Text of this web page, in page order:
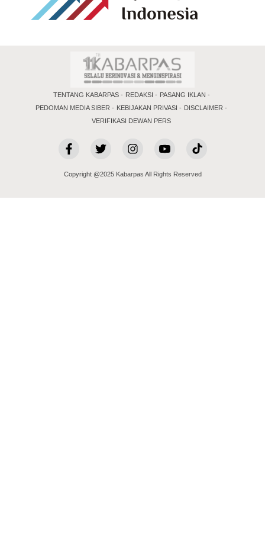
TENTANG KABARPAS REDAKSI
PASANG IKLAN
PEDOMAN MEDIA SIBER
KEBIJAKAN PRIVASI
DISCLAIMER
VERIFIKASI DEWAN PERS
Copyright @2025 Kabarpas All Rights Reserved